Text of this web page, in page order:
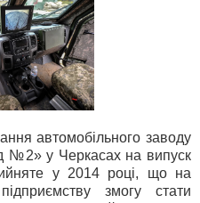
автомобільного заводу
№2» у Черкасах на випуск
у 2014 році, що на
змогу стати